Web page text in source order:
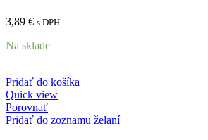
3,89 € s DPH
Na sklade
Pridať do košíka
Quick view
Porovnať
Pridať do zoznamu želaní